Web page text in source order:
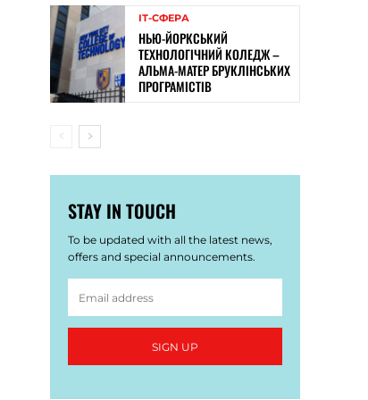
ІТ-СФЕРА
НЬЮ-ЙОРКСЬКИЙ
ТЕХНОЛОГІЧНИЙ КОЛЕДЖ –
АЛЬМА-МАТЕР БРУКЛІНСЬКИХ
ПРОГРАМІСТІВ
STAY IN TOUCH
To be updated with all the latest news,
offers and special announcements.
SIGN UP